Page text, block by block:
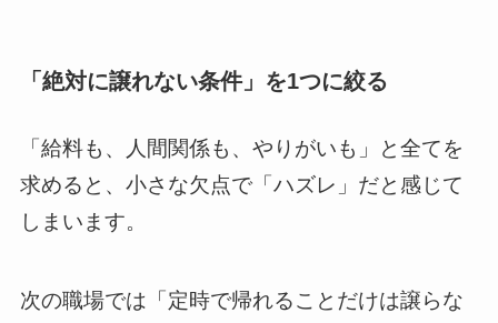
「絶対に譲れない条件」を1つに絞る
「給料も、人間関係も、やりがいも」と全てを
求めると、小さな欠点で「ハズレ」だと感じて
しまいます。
次の職場では「定時で帰れることだけは譲らな